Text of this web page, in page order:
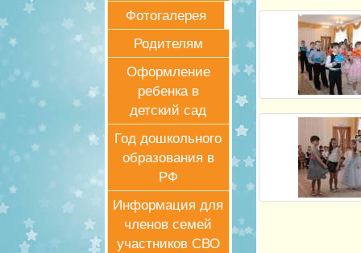
Фотогалерея
Родителям
Оформление
ребенка в
детский сад
Год дошкольного
образования в
РФ
Информация для
членов семей
участников СВО